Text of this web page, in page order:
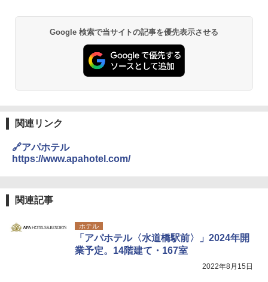
Google 検索で当サイトの記事を優先表示させる
関連リンク
🔗アパホテル
https://www.apahotel.com/
関連記事
ホテル
「アパホテル〈水道橋駅前〉」2024年開
業予定。14階建て・167室
2022年8月15日